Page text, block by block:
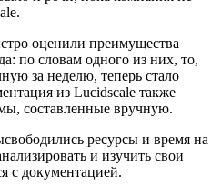
оценили преимущества
по словам одного из них, то,
за неделю, теперь стало
из Lucidscale также
составленные вручную.
ресурсы и время на
и изучить свои
с документацией.